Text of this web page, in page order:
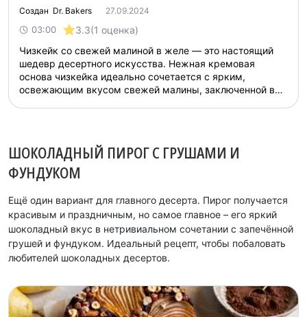
Создан Dr. Bakers 27.09.2024
03:00 3.3(1 оценка)
Чизкейк со свежей малиной в желе — это настоящий
шедевр десертного искусства. Нежная кремовая
основа чизкейка идеально сочетается с ярким,
освежающим вкусом свежей малины, заключенной в
украшением ваше...
ШОКОЛАДНЫЙ ПИРОГ С ГРУШАМИ И
ФУНДУКОМ
Ещё один вариант для главного десерта. Пирог получается
красивым и праздничным, но самое главное – его яркий
шоколадный вкус в нетривиальном сочетании с запечённой
грушей и фундуком. Идеальный рецепт, чтобы побаловать
любителей шоколадных десертов.